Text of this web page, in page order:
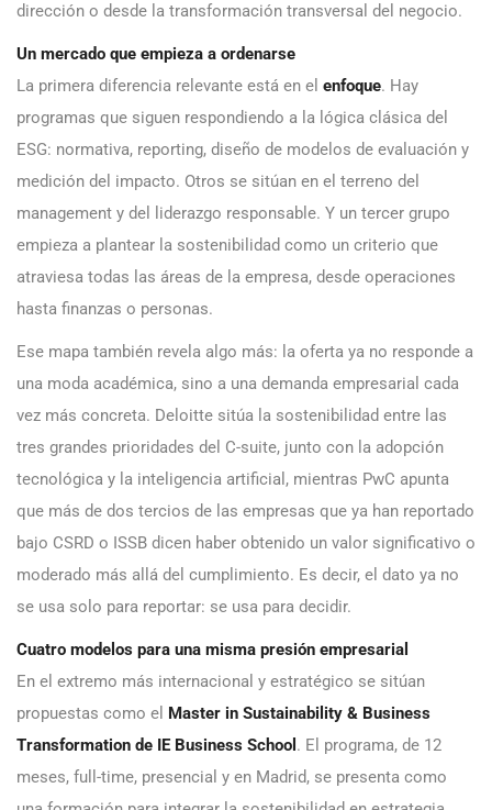
dirección o desde la transformación transversal del negocio.
Un mercado que empieza a ordenarse
La primera diferencia relevante está en el enfoque. Hay
programas que siguen respondiendo a la lógica clásica del
ESG: normativa, reporting, diseño de modelos de evaluación y
medición del impacto. Otros se sitúan en el terreno del
management y del liderazgo responsable. Y un tercer grupo
empieza a plantear la sostenibilidad como un criterio que
atraviesa todas las áreas de la empresa, desde operaciones
hasta finanzas o personas.
Ese mapa también revela algo más: la oferta ya no responde a
una moda académica, sino a una demanda empresarial cada
vez más concreta. Deloitte sitúa la sostenibilidad entre las
tres grandes prioridades del C-suite, junto con la adopción
tecnológica y la inteligencia artificial, mientras PwC apunta
que más de dos tercios de las empresas que ya han reportado
bajo CSRD o ISSB dicen haber obtenido un valor significativo o
moderado más allá del cumplimiento. Es decir, el dato ya no
se usa solo para reportar: se usa para decidir.
Cuatro modelos para una misma presión empresarial
En el extremo más internacional y estratégico se sitúan
propuestas como el
Master in Sustainability & Business
Transformation de IE Business School . El programa, de 12
meses, full-time, presencial y en Madrid, se presenta como